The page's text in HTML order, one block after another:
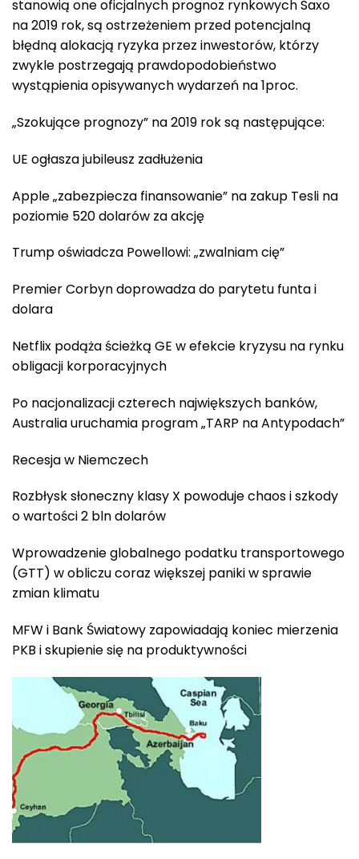
stanowią one oficjalnych prognoz rynkowych Saxo
na 2019 rok, są ostrzeżeniem przed potencjalną
błędną alokacją ryzyka przez inwestorów, którzy
zwykle postrzegają prawdopodobieństwo
wystąpienia opisywanych wydarzeń na 1proc.
„Szokujące prognozy” na 2019 rok są następujące:
UE ogłasza jubileusz zadłużenia
Apple „zabezpiecza finansowanie” na zakup Tesli na
poziomie 520 dolarów za akcję
Trump oświadcza Powellowi: „zwalniam cię”
Premier Corbyn doprowadza do parytetu funta i
dolara
Netflix podąża ścieżką GE w efekcie kryzysu na rynku
obligacji korporacyjnych
Po nacjonalizacji czterech największych banków,
Australia uruchamia program „TARP na Antypodach”
Recesja w Niemczech
Rozbłysk słoneczny klasy X powoduje chaos i szkody
o wartości 2 bln dolarów
Wprowadzenie globalnego podatku transportowego
(GTT) w obliczu coraz większej paniki w sprawie
zmian klimatu
MFW i Bank Światowy zapowiadają koniec mierzenia
PKB i skupienie się na produktywności